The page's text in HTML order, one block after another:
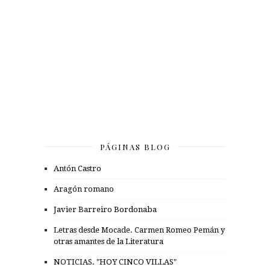
PÁGINAS BLOG
Antón Castro
Aragón romano
Javier Barreiro Bordonaba
Letras desde Mocade. Carmen Romeo Pemán y
otras amantes de la Literatura
NOTICIAS. "HOY CINCO VILLAS"